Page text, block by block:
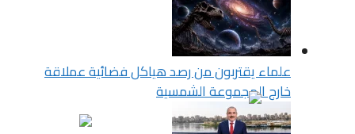
علماء يقتربون من رصد هياكل فضائية عملاقة
خارج المجموعة الشمسية